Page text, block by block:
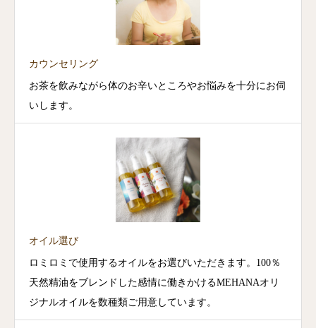
カウンセリング
お茶を飲みながら体のお辛いところやお悩みを十分にお伺
いします。
オイル選び
ロミロミで使用するオイルをお選びいただきます。100％
天然精油をブレンドした感情に働きかけるMEHANAオリ
ジナルオイルを数種類ご用意しています。